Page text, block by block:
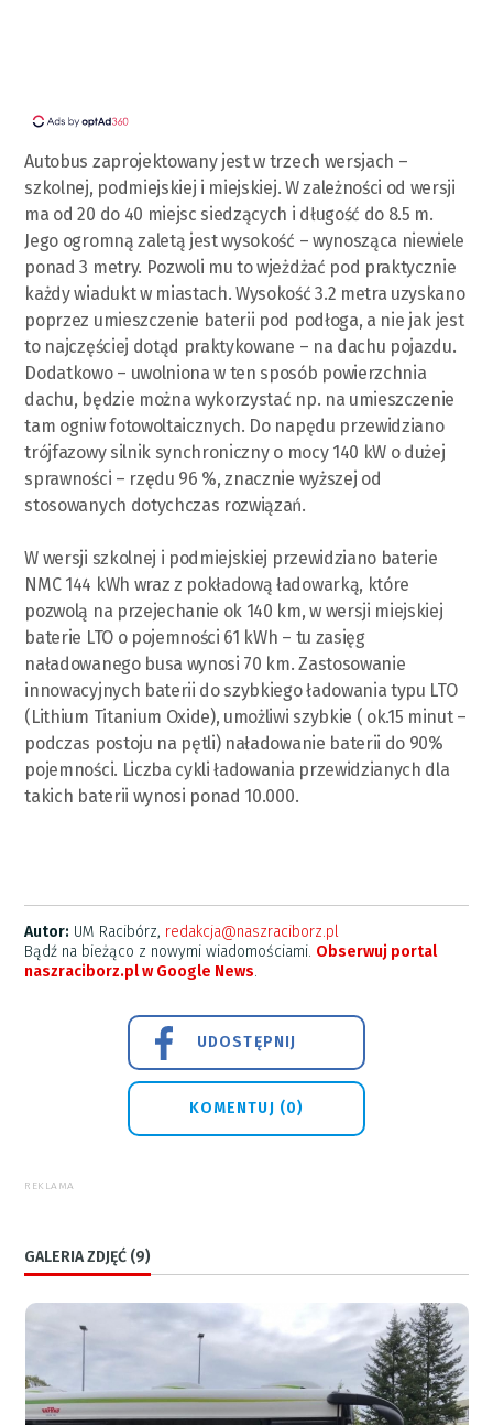
Autobus zaprojektowany jest w trzech wersjach –
szkolnej, podmiejskiej i miejskiej. W zależności od wersji
ma od 20 do 40 miejsc siedzących i długość do 8.5 m.
Jego ogromną zaletą jest wysokość – wynosząca niewiele
ponad 3 metry. Pozwoli mu to wjeżdżać pod praktycznie
każdy wiadukt w miastach. Wysokość 3.2 metra uzyskano
poprzez umieszczenie baterii pod podłoga, a nie jak jest
to najczęściej dotąd praktykowane – na dachu pojazdu.
Dodatkowo – uwolniona w ten sposób powierzchnia
dachu, będzie można wykorzystać np. na umieszczenie
tam ogniw fotowoltaicznych. Do napędu przewidziano
trójfazowy silnik synchroniczny o mocy 140 kW o dużej
sprawności – rzędu 96 %, znacznie wyższej od
stosowanych dotychczas rozwiązań.
W wersji szkolnej i podmiejskiej przewidziano baterie
NMC 144 kWh wraz z pokładową ładowarką, które
pozwolą na przejechanie ok 140 km, w wersji miejskiej
baterie LTO o pojemności 61 kWh – tu zasięg
naładowanego busa wynosi 70 km. Zastosowanie
innowacyjnych baterii do szybkiego ładowania typu LTO
(Lithium Titanium Oxide), umożliwi szybkie ( ok.15 minut –
podczas postoju na pętli) naładowanie baterii do 90%
pojemności. Liczba cykli ładowania przewidzianych dla
takich baterii wynosi ponad 10.000.
Autor: UM Racibórz, redakcja@naszraciborz.pl
Bądź na bieżąco z nowymi wiadomościami. Obserwuj portal
naszraciborz.pl w Google News.
UDOSTĘPNIJ
KOMENTUJ (0)
REKLAMA
GALERIA ZDJĘĆ (9)